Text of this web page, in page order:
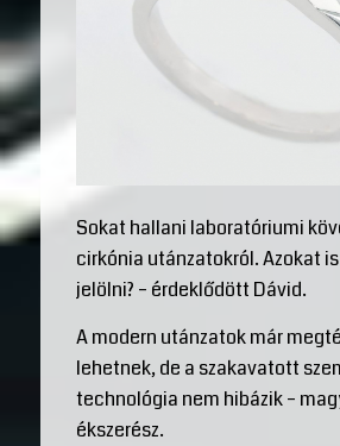
Sokat hallani laboratóriumi
cirkónia utánzatokról. Azokat
jelölni? – érdeklődött Dávid.
A modern utánzatok már
lehetnek, de a szakavatott
technológia nem hibázik –
ékszerész.